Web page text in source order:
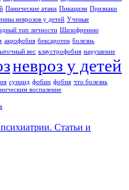
Панические атаки Пикацизм Признаки
неврозов у детей Ученые
тип личности Шизофрению
акрофобия бексаротен болезнь
вес клаустрофобия нарушение
невроз у детей
суицид фобии фобия что болезнь
воспаление
Статьи и